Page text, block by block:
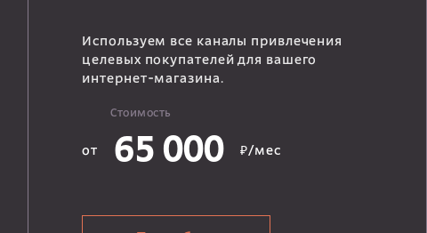
Используем все каналы привлечения
целевых покупателей для вашего
интернет-магазина.
Стоимость
от 65 000 ₽/мес